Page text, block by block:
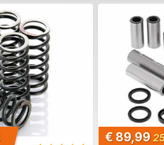
€ 89,99